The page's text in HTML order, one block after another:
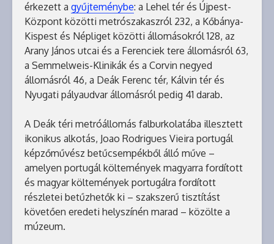
érkezett a gyűjteménybe: a Lehel tér és Újpest-
Központ közötti metrószakaszról 232, a Kőbánya-
Kispest és Népliget közötti állomásokról 128, az
Arany János utcai és a Ferenciek tere állomásról 63,
a Semmelweis-Klinikák és a Corvin negyed
állomásról 46, a Deák Ferenc tér, Kálvin tér és
Nyugati pályaudvar állomásról pedig 41 darab.
A Deák téri metróállomás falburkolatába illesztett
ikonikus alkotás, Joao Rodrigues Vieira portugál
képzőművész betűcsempékből álló műve –
amelyen portugál költemények magyarra fordított
és magyar költemények portugálra fordított
részletei betűzhetők ki – szakszerű tisztítást
követően eredeti helyszínén marad – közölte a
múzeum.